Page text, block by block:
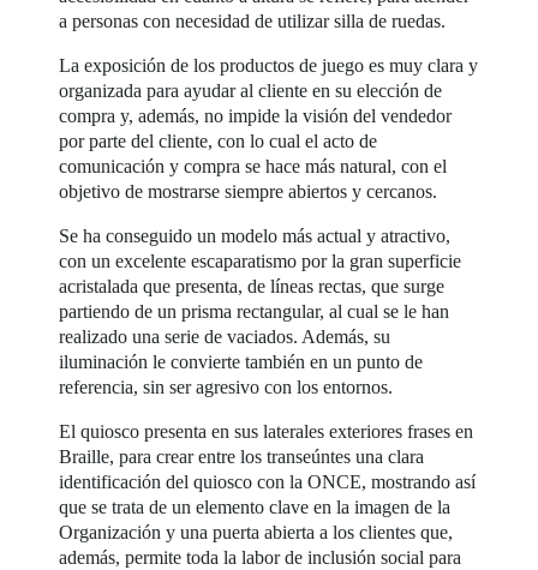
a personas con necesidad de utilizar silla de ruedas.
La exposición de los productos de juego es muy clara y
organizada para ayudar al cliente en su elección de
compra y, además, no impide la visión del vendedor
por parte del cliente, con lo cual el acto de
comunicación y compra se hace más natural, con el
objetivo de mostrarse siempre abiertos y cercanos.
Se ha conseguido un modelo más actual y atractivo,
con un excelente escaparatismo por la gran superficie
acristalada que presenta, de líneas rectas, que surge
partiendo de un prisma rectangular, al cual se le han
realizado una serie de vaciados. Además, su
iluminación le convierte también en un punto de
referencia, sin ser agresivo con los entornos.
El quiosco presenta en sus laterales exteriores frases en
Braille, para crear entre los transeúntes una clara
identificación del quiosco con la ONCE, mostrando así
que se trata de un elemento clave en la imagen de la
Organización y una puerta abierta a los clientes que,
además, permite toda la labor de inclusión social para